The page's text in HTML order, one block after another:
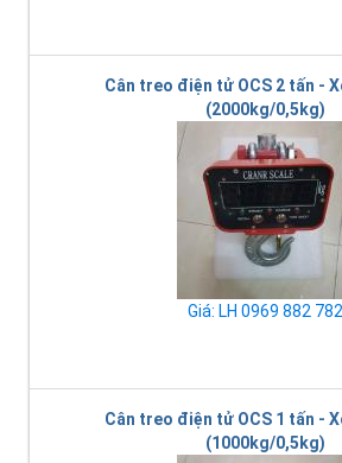
Cân treo điện tử OCS 2 tấn -
(2000kg/0,5kg)
Giá: LH 0969 882 782
Cân treo điện tử OCS 1 tấn -
(1000kg/0,5kg)